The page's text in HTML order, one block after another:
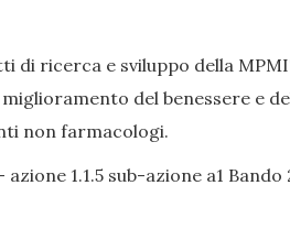
di ricerca e sviluppo della
del benessere e
non farmacologi.
1.1.5 sub-azione a1